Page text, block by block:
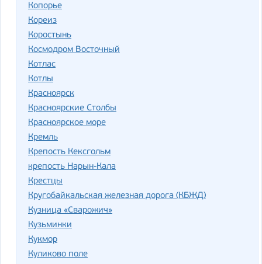
Копорье
Кореиз
Коростынь
Космодром Восточный
Котлас
Котлы
Красноярск
Красноярские Столбы
Красноярское море
Кремль
Крепость Кексгольм
крепость Нарын-Кала
Крестцы
Кругобайкальская железная дорога (КБЖД)
Кузница «Сварожич»
Кузьминки
Кукмор
Куликово поле